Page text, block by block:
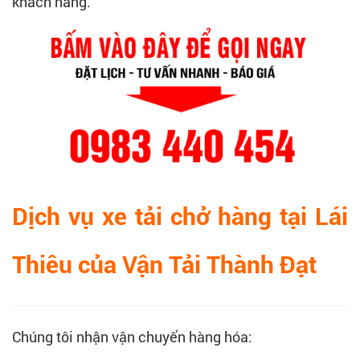
Dịch vụ xe tải chở hàng tại Lái
Thiêu của Vận Tải Thành Đạt
Chúng tôi nhận vận chuyển hàng hóa: